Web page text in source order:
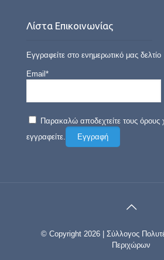
Λίστα Επικοινωνίας
Εγγραφείτε στο ενημερωτικό μας δελτίο
Email*
Παρακαλώ αποδεχτείτε τους όρους
εγγραφείτε.
© Copyright 2026 | Σύλλογος
Περιχώρων